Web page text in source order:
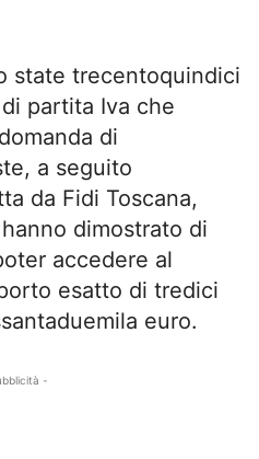
state trecentoquindici
partita Iva che
di
a seguito
da Fidi Toscana,
dimostrato di
accedere al
esatto di tredici
euro.
-